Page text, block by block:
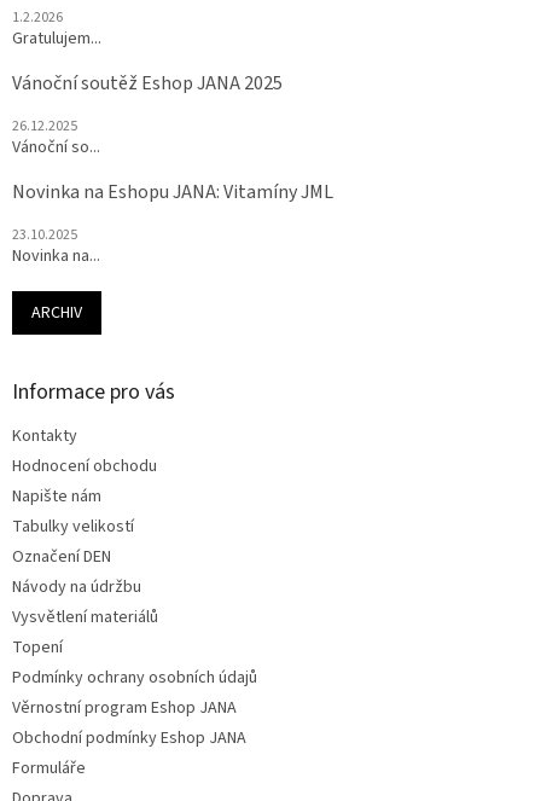
1.2.2026
Gratulujem...
Vánoční soutěž Eshop JANA 2025
26.12.2025
Vánoční so...
Novinka na Eshopu JANA: Vitamíny JML
23.10.2025
Novinka na...
ARCHIV
Informace pro vás
Kontakty
Hodnocení obchodu
Napište nám
Tabulky velikostí
Označení DEN
Návody na údržbu
Vysvětlení materiálů
Topení
Podmínky ochrany osobních údajů
Věrnostní program Eshop JANA
Obchodní podmínky Eshop JANA
Formuláře